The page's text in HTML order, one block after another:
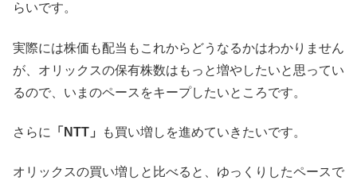
らいです。
実際には株価も配当もこれからどうなるかはわかりません
が、オリックスの保有株数はもっと増やしたいと思ってい
るので、いまのペースをキープしたいところです。
さらに 「NTT」 も買い増しを進めていきたいです。
オリックスの買い増しと比べると、ゆっくりしたペースで